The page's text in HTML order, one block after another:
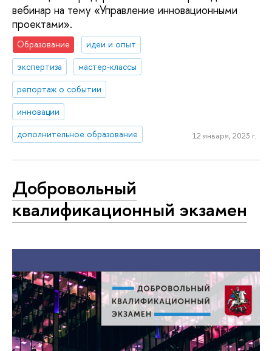
вебинар на тему «Управление инновационными
проектами».
Образование
идеи и опыт
экспертиза
мастер-классы
репортаж о событии
инновации
дополнительное образование
12 января, 2023 г.
Добровольный
квалификационный экзамен